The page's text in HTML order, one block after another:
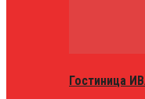
Гостиница